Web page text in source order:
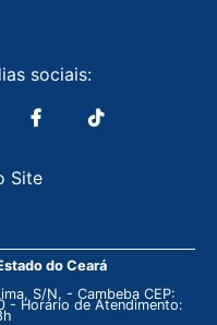
sociais:
Site
do Ceará
S/N. - Cambeba CEP:
Horário de Atendimento: